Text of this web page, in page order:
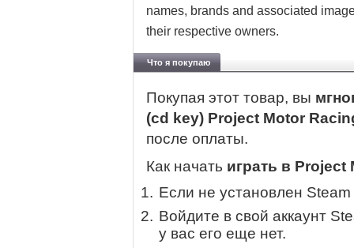
names, brands and associated
their respective owners.
Что я покупаю
Покупая этот товар, вы
(cd key) Project Motor
после оплаты.
Как начать играть в
Если не установлен
Войдите в свой аккаунт
у вас его еще нет.